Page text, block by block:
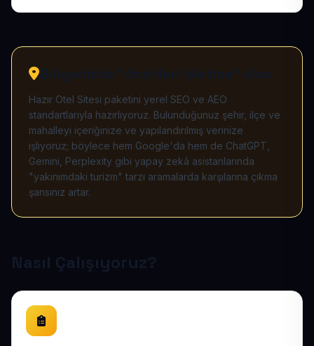
Bölgenizde "önerilen işletme" olun
Hazır Otel Sitesi paketini yerel SEO ve AEO
standartlarıyla hazırlıyoruz. Bulunduğunuz şehir, ilçe ve
mahalleyi içeriğinize ve yapılandırılmış verinize
işliyoruz; böylece hem Google'da hem de ChatGPT,
Gemini, Perplexity gibi yapay zekâ asistanlarında
"yakınımdaki turizm" tarzı aramalarda karşılarına çıkma
şansınız artar.
Nasıl Çalışıyoruz?